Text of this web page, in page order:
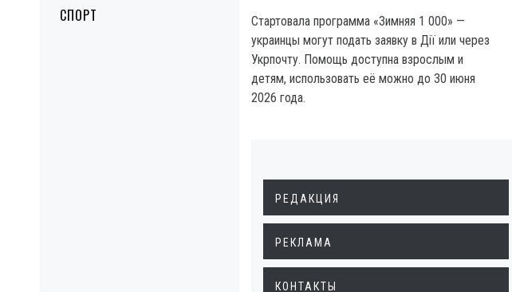
СПОРТ
Стартовала программа «Зимняя 1 000» —
украинцы могут подать заявку в Дії или через
Укрпочту. Помощь доступна взрослым и
детям, использовать её можно до 30 июня
2026 года.
РЕДАКЦИЯ
РЕКЛАМА
КОНТАКТЫ